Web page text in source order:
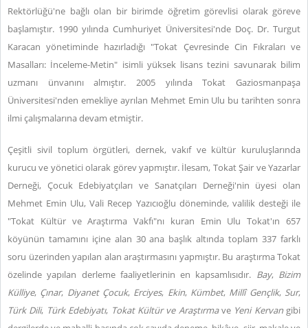
Rektörlüğü'ne bağlı olan bir birimde öğretim görevlisi olarak göreve
başlamıştır. 1990 yılında Cumhuriyet Üniversitesi'nde Doç. Dr. Turgut
Karacan yönetiminde hazırladığı "Tokat Çevresinde Cin Fıkraları ve
Masalları: İnceleme-Metin" isimli yüksek lisans tezini savunarak bilim
uzmanı ünvanını almıştır. 2005 yılında Tokat Gaziosmanpaşa
Üniversitesi'nden emekliye ayrılan Mehmet Emin Ulu bu tarihten sonra
ilmi çalışmalarına devam etmiştir.
Çeşitli sivil toplum örgütleri, dernek, vakıf ve kültür kuruluşlarında
kurucu ve yönetici olarak görev yapmıştır. İlesam, Tokat Şair ve Yazarlar
Derneği, Çocuk Edebiyatçıları ve Sanatçıları Derneği'nin üyesi olan
Mehmet Emin Ulu, Vali Recep Yazıcıoğlu döneminde, valilik desteği ile
"Tokat Kültür ve Araştırma Vakfı"nı kuran Emin Ulu Tokat'ın 657
köyünün tamamını içine alan 30 ana başlık altında toplam 337 farklı
soru üzerinden yapılan alan araştırmasını yapmıştır. Bu araştırma Tokat
özelinde yapılan derleme faaliyetlerinin en kapsamlısıdır. Bay, Bizim
Külliye, Çınar, Diyanet Çocuk, Erciyes, Ekin, Kümbet, Millî Gençlik, Sur,
Türk Dili, Türk Edebiyatı, Tokat Kültür ve Araştırmave Yeni Kervangibi